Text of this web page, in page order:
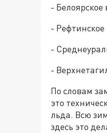
-
-
-
-
По словам
это
льда. Всю
здесь это